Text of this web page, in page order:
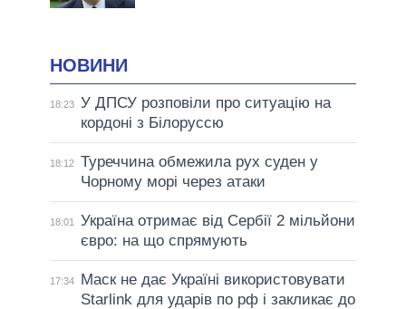
НОВИНИ
18:23 У ДПСУ розповіли про ситуацію на
кордоні з Білоруссю
18:12 Туреччина обмежила рух суден у
Чорному морі через атаки
18:01
Україна отримає від Сербії 2 мільйони
євро: на що спрямують
17:34
Маск не дає Україні використовувати
Starlink для ударів по рф і закликає до